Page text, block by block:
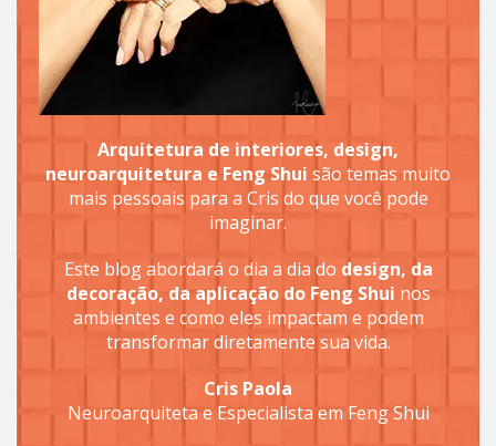
Arquitetura de interiores, design,
neuroarquitetura e Feng Shui são temas muito
mais pessoais para a Cris do que você pode
imaginar.
Este blog abordará o dia a dia do design, da
decoração, da aplicação do Feng Shui nos
ambientes e como eles impactam e podem
transformar diretamente sua vida.
Cris Paola
Neuroarquiteta e Especialista em Feng Shui